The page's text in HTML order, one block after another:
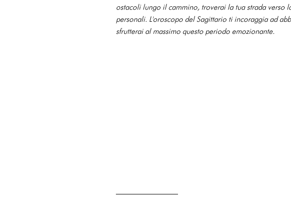
ostacoli lungo il cammino, troverai la tua strada
personali. L'oroscopo del Sagittario ti incoraggia ad
sfrutterai al massimo questo periodo emozionante.
————————